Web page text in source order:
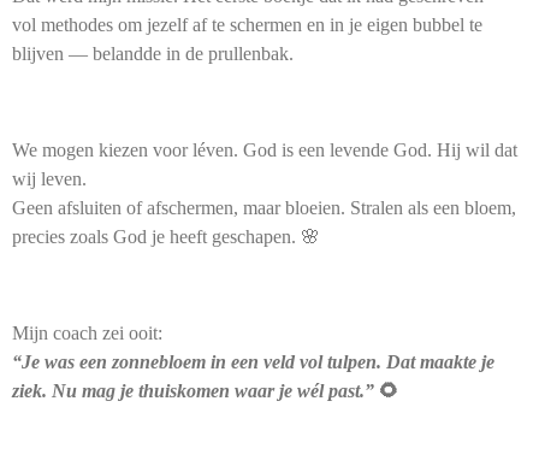
vol methodes om jezelf af te schermen en in je eigen bubbel te
blijven — belandde in de prullenbak.
We mogen kiezen voor léven. God is een levende God. Hij wil dat
wij leven.
Geen afsluiten of afschermen, maar bloeien. Stralen als een bloem,
precies zoals God je heeft geschapen. 🌸
Mijn coach zei ooit:
“Je was een zonnebloem in een veld vol tulpen. Dat maakte je
ziek. Nu mag je thuiskomen waar je wél past.” 🌻